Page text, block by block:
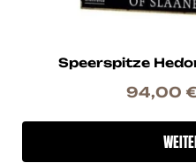
Speerspitze
94,00 €